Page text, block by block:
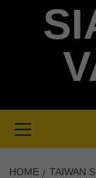
Menu
HOME TAIWAN